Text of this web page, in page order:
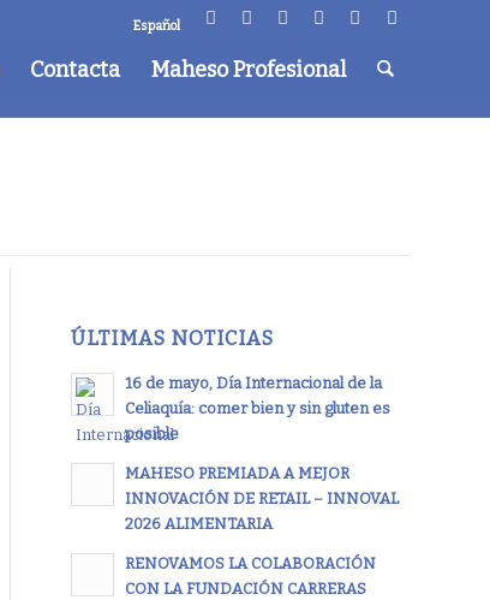
Español
Contacta Maheso Profesional
ÚLTIMAS NOTICIAS
16 de mayo, Día Internacional de la
Celiaquía: comer bien y sin gluten es
posible
MAHESO PREMIADA A MEJOR
INNOVACIÓN DE RETAIL – INNOVAL
2026 ALIMENTARIA
RENOVAMOS LA COLABORACIÓN
CON LA FUNDACIÓN CARRERAS